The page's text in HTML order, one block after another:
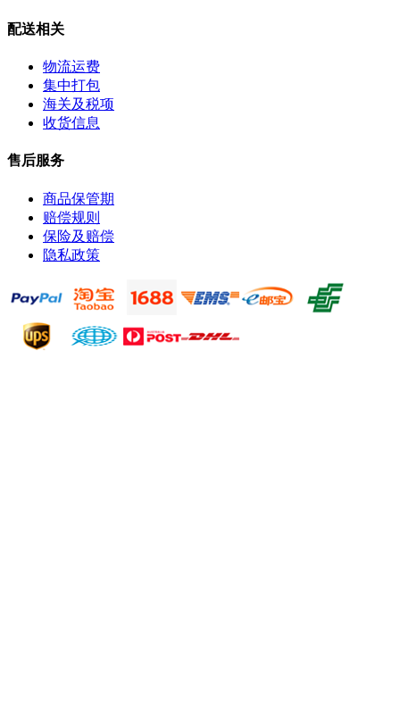
配送相关
物流运费
集中打包
海关及税项
收货信息
售后服务
商品保管期
赔偿规则
保险及赔偿
隐私政策